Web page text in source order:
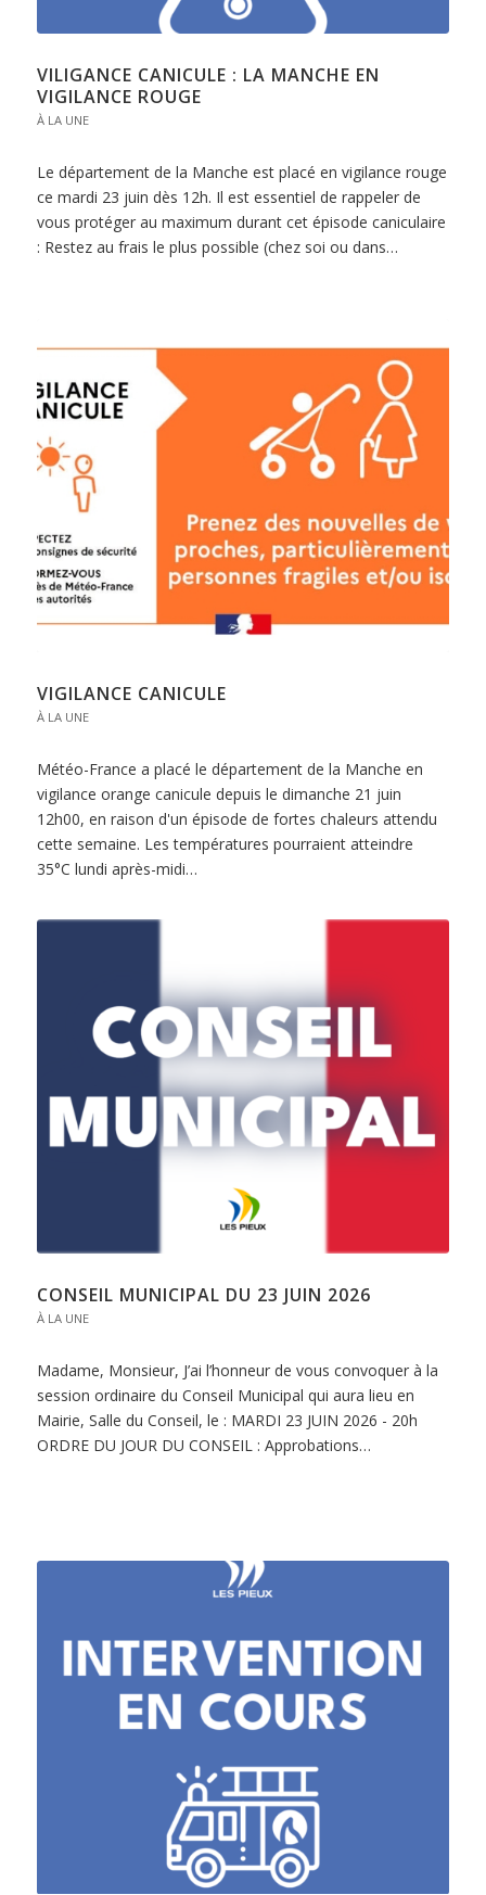
VILIGANCE CANICULE : LA MANCHE EN
VIGILANCE ROUGE
À LA UNE
Le département de la Manche est placé en vigilance rouge
ce mardi 23 juin dès 12h. Il est essentiel de rappeler de
vous protéger au maximum durant cet épisode caniculaire
: Restez au frais le plus possible (chez soi ou dans…
VIGILANCE CANICULE
À LA UNE
Météo-France a placé le département de la Manche en
vigilance orange canicule depuis le dimanche 21 juin
12h00, en raison d'un épisode de fortes chaleurs attendu
cette semaine. Les températures pourraient atteindre
35°C lundi après-midi…
CONSEIL MUNICIPAL DU 23 JUIN 2026
À LA UNE
Madame, Monsieur, J’ai l’honneur de vous convoquer à la
session ordinaire du Conseil Municipal qui aura lieu en
Mairie, Salle du Conseil, le : MARDI 23 JUIN 2026 - 20h
ORDRE DU JOUR DU CONSEIL : Approbations…